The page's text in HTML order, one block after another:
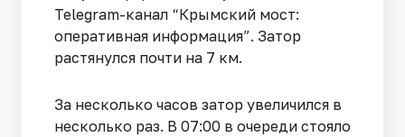
Telegram-канал “Крымский мост:
оперативная информация”. Затор
растянулся почти на 7 км.
За несколько часов затор увеличился в
несколько раз. В 07:00 в очереди стояло